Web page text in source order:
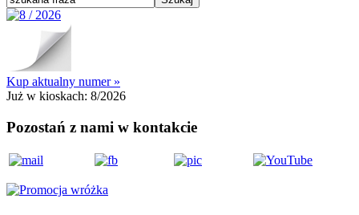
Kup aktualny numer »
Już w kioskach: 8/2026
Pozostań z nami w kontakcie